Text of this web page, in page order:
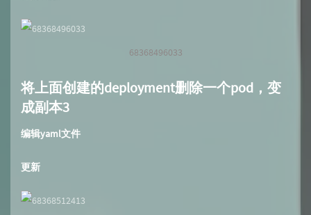
68368496033
将上面创建的deployment删除一个pod，变
成副本3
编辑yaml文件
更新